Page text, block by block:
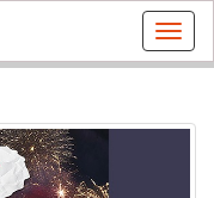
Buat
kartu
dan